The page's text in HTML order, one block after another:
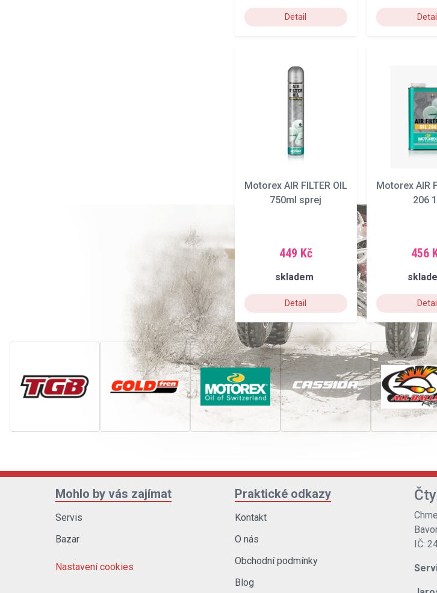
Detail Detail
Motorex AIR FILTER OIL
750ml sprej
449 Kč
skladem
Detail
Motorex AIR
206
456
Detail
Mohlo by vás zajímat
Servis
Bazar
Nastavení cookies
Praktické odkazy
Kontakt
O nás
Obchodní podmínky
Blog
IČ: